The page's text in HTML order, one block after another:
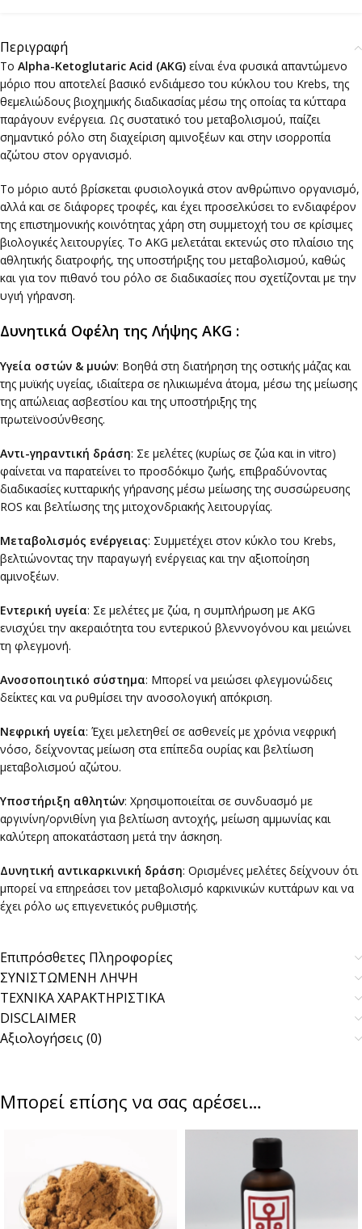
Περιγραφή
Το Alpha-Ketoglutaric Acid (AKG) είναι ένα φυσικά απαντώμενο
μόριο που αποτελεί βασικό ενδιάμεσο του κύκλου του Krebs, της
θεμελιώδους βιοχημικής διαδικασίας μέσω της οποίας τα κύτταρα
παράγουν ενέργεια. Ως συστατικό του μεταβολισμού, παίζει
σημαντικό ρόλο στη διαχείριση αμινοξέων και στην ισορροπία
αζώτου στον οργανισμό.
Το μόριο αυτό βρίσκεται φυσιολογικά στον ανθρώπινο οργανισμό,
αλλά και σε διάφορες τροφές, και έχει προσελκύσει το ενδιαφέρον
της επιστημονικής κοινότητας χάρη στη συμμετοχή του σε κρίσιμες
βιολογικές λειτουργίες. Το AKG μελετάται εκτενώς στο πλαίσιο της
αθλητικής διατροφής, της υποστήριξης του μεταβολισμού, καθώς
και για τον πιθανό του ρόλο σε διαδικασίες που σχετίζονται με την
υγιή γήρανση.
Δυνητικά Οφέλη της Λήψης AKG :
Υγεία οστών & μυών: Βοηθά στη διατήρηση της οστικής μάζας και
της μυϊκής υγείας, ιδιαίτερα σε ηλικιωμένα άτομα, μέσω της μείωσης
της απώλειας ασβεστίου και της υποστήριξης της
πρωτεϊνοσύνθεσης.
Αντι-γηραντική δράση: Σε μελέτες (κυρίως σε ζώα και in vitro)
φαίνεται να παρατείνει το προσδόκιμο ζωής, επιβραδύνοντας
διαδικασίες κυτταρικής γήρανσης μέσω μείωσης της συσσώρευσης
ROS και βελτίωσης της μιτοχονδριακής λειτουργίας.
Μεταβολισμός ενέργειας: Συμμετέχει στον κύκλο του Krebs,
βελτιώνοντας την παραγωγή ενέργειας και την αξιοποίηση
αμινοξέων.
Εντερική υγεία: Σε μελέτες με ζώα, η συμπλήρωση με AKG
ενισχύει την ακεραιότητα του εντερικού βλεννογόνου και μειώνει
τη φλεγμονή.
Ανοσοποιητικό σύστημα: Μπορεί να μειώσει φλεγμονώδεις
δείκτες και να ρυθμίσει την ανοσολογική απόκριση.
Νεφρική υγεία: Έχει μελετηθεί σε ασθενείς με χρόνια νεφρική
νόσο, δείχνοντας μείωση στα επίπεδα ουρίας και βελτίωση
μεταβολισμού αζώτου.
Υποστήριξη αθλητών: Χρησιμοποιείται σε συνδυασμό με
αργινίνη/ορνιθίνη για βελτίωση αντοχής, μείωση αμμωνίας και
καλύτερη αποκατάσταση μετά την άσκηση.
Δυνητική αντικαρκινική δράση: Ορισμένες μελέτες δείχνουν ότι
μπορεί να επηρεάσει τον μεταβολισμό καρκινικών κυττάρων και να
έχει ρόλο ως επιγενετικός ρυθμιστής.
Επιπρόσθετες Πληροφορίες
ΣΥΝΙΣΤΩΜΕΝΗ ΛΗΨΗ
ΤΕΧΝΙΚΑ ΧΑΡΑΚΤΗΡΙΣΤΙΚΑ
DISCLAIMER
Αξιολογήσεις (0)
Μπορεί επίσης να σας αρέσει…